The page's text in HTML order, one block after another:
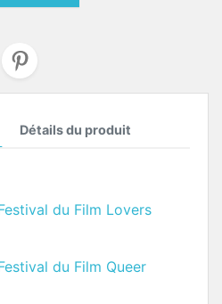
Détails du produit
du Film Lovers
du Film Queer